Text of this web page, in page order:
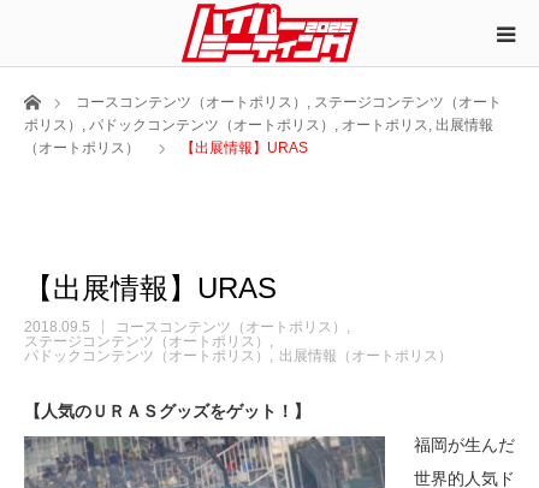
ホームコースコンテンツ（オートポリス） , ステージコンテンツ（オート
ポリス） , パドックコンテンツ（オートポリス） , オートポリス, 出展情報
（オートポリス）
【出展情報】URAS
【出展情報】URAS
2018.09.5
コースコンテンツ（オートポリス）
ステージコンテンツ（オートポリス）
パドックコンテンツ（オートポリス）
出展情報（オートポリス）
【人気のＵＲＡＳグッズをゲット！】
福岡が生んだ
世界的人気ド